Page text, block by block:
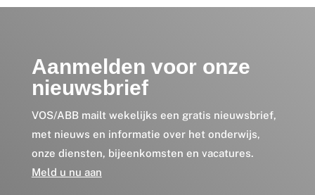
Aanmelden voor onze
nieuwsbrief
VOS/ABB mailt wekelijks een gratis nieuwsbrief,
met nieuws en informatie over het onderwijs,
onze diensten, bijeenkomsten en vacatures.
Meld u nu aan